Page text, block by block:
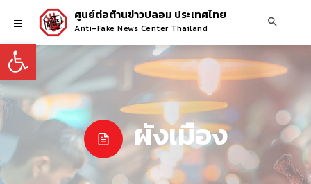
Open toolbar
ศูนย์ต่อต้านข่าวปลอม ประเทศไทย
Anti-Fake News Center Thailand
ผังเมือง